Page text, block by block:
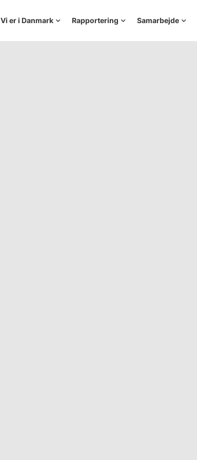
Vi er i Danmark Rapportering Samarbejde